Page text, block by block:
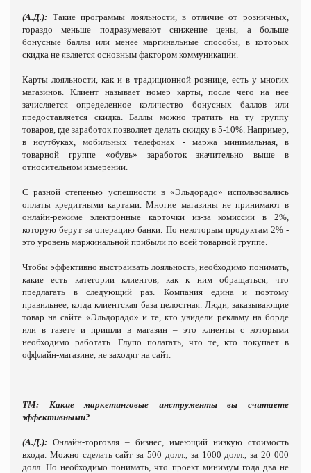
(А.Д.): Такие программы лояльности, в отличие от розничных,
гораздо меньше подразумевают снижение цены, а больше
бонусные баллы или менее маргинальные способы, в которых
скидка не является основным фактором коммуникации.
Карты лояльности, как и в традиционной рознице, есть у многих
магазинов. Клиент называет номер карты, после чего на нее
зачисляется определенное количество бонусных баллов или
предоставляется скидка. Баллы можно тратить на ту группу
товаров, где заработок позволяет делать скидку в 5-10%. Например,
в ноутбуках, мобильных телефонах - маржа минимальная, в
товарной группе «обувь» заработок значительно выше в
относительном измерении.
С разной степенью успешности в «Эльдорадо» использовались
оплаты кредитными картами. Многие магазины не принимают в
онлайн-режиме электронные карточки из-за комиссии в 2%,
которую берут за операцию банки. По некоторым продуктам 2% -
это уровень маржинальной прибыли по всей товарной группе.
Чтобы эффективно выстраивать лояльность, необходимо понимать,
какие есть категории клиентов, как к ним обращаться, что
предлагать в следующий раз. Компания едина и поэтому
правильнее, когда клиентская база целостная. Люди, заказывающие
товар на сайте «Эльдорадо» и те, кто увидели рекламу на борде
или в газете и пришли в магазин – это клиенты с которыми
необходимо работать. Глупо полагать, что те, кто покупает в
оффлайн-магазине, не заходят на сайт.
ТМ: Какие маркетинговые инструменты вы считаете
эффективными?
(А.Д.): Онлайн-торговля – бизнес, имеющий низкую стоимость
входа. Можно сделать сайт за 500 долл., за 1000 долл., за 20 000
долл. Но необходимо понимать, что проект минимум года два не